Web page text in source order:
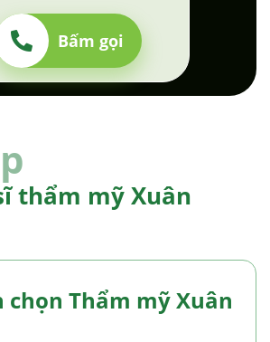
Bấm gọi
thẩm mỹ Xuân
chọn Thẩm mỹ Xuân